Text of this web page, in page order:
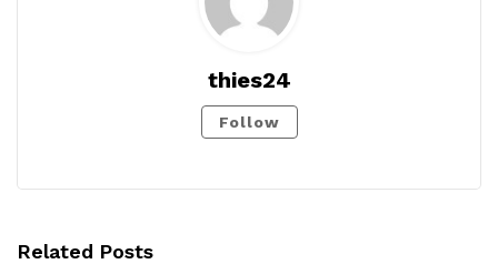
thies24
Follow
Related Posts